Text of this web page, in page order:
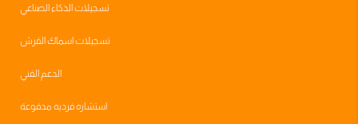
تسجيلات الذكاء الصناعي
تسجيلات اسماك القرش
الدعم الفني
استشاره فرديه مدفوعة